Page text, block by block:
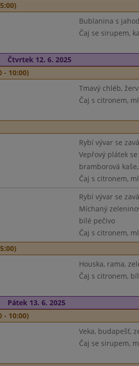
Bublanina s
Čaj se sirupem,
Čtvrtek 12. 6. 2025
- 10:00)
Tmavý chléb,
Čaj s citronem,
Rybí vývar se
Vepřový plátek
bramborová
Čaj s citronem,
Rybí vývar se
Míchaný
bílé pečivo
Čaj s citronem,
Houska, rama,
Čaj s citronem,
Pátek 13. 6. 2025
- 10:00)
Veka, budapešť,
Čaj se sirupem,